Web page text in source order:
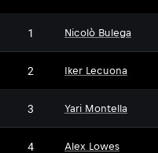
1 Nicolò Bulega
2 Iker Lecuona
3 Yari Montella
4 Alex Lowes